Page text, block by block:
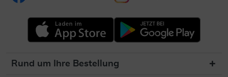
Rund um Ihre Bestellung